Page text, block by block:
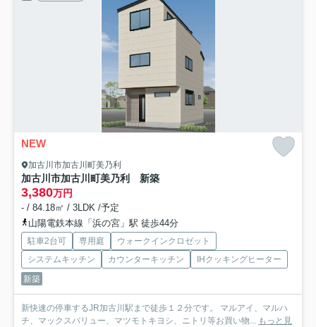
NEW
加古川市加古川町美乃利
加古川市加古川町美乃利 新築
3,380万円
- / 84.18㎡ / 3LDK /予定
山陽電鉄本線「浜の宮」駅 徒歩44分
駐車2台可 専用庭
ウォークインクロゼット
システムキッチン
カウンターキッチン
IHクッキングヒーター
新築
新快速の停車するJR加古川駅まで徒歩１２分です。 マルアイ、マルハ
チ、マックスバリュー、マツモトキヨシ、ニトリ等お買い物... もっと見